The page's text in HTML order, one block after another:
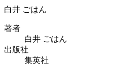
白井 ごはん
著者
白井 ごはん
出版社
集英社